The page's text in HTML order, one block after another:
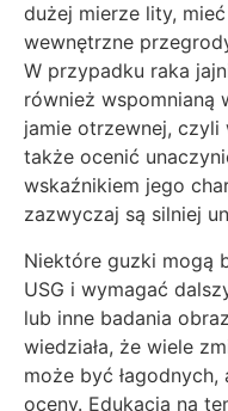
dużej mierze lity,
wewnętrzne
W przypadku raka
również wspomnianą
jamie otrzewnej, czyli
także ocenić
wskaźnikiem jego
zazwyczaj są silniej
Niektóre guzki mogą
USG i wymagać
lub inne badania
wiedziała, że wiele
może być
oceny. Edukacja na